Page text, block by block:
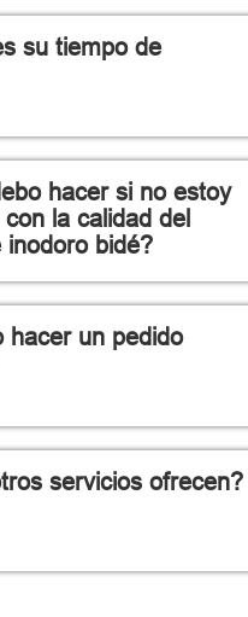
su tiempo de
hacer si no estoy
la calidad del
inodoro bidé?
hacer un pedido
servicios ofrecen?